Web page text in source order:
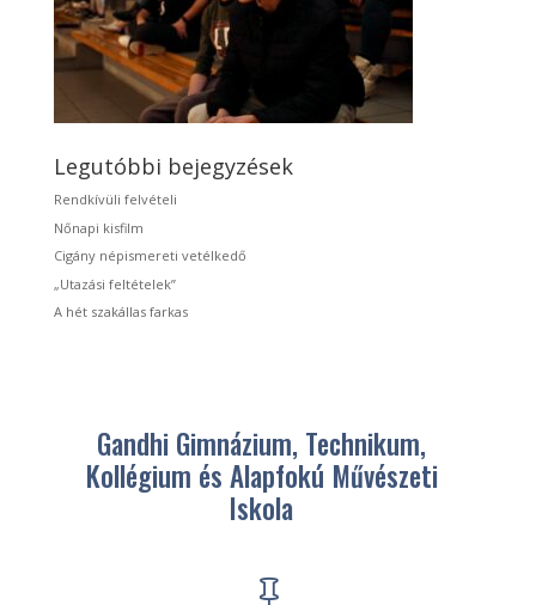
Legutóbbi bejegyzések
Rendkívüli felvételi
Nőnapi kisfilm
Cigány népismereti vetélkedő
„Utazási feltételek”
A hét szakállas farkas
Gandhi Gimnázium, Technikum,
Kollégium és Alapfokú Művészeti
Iskola
